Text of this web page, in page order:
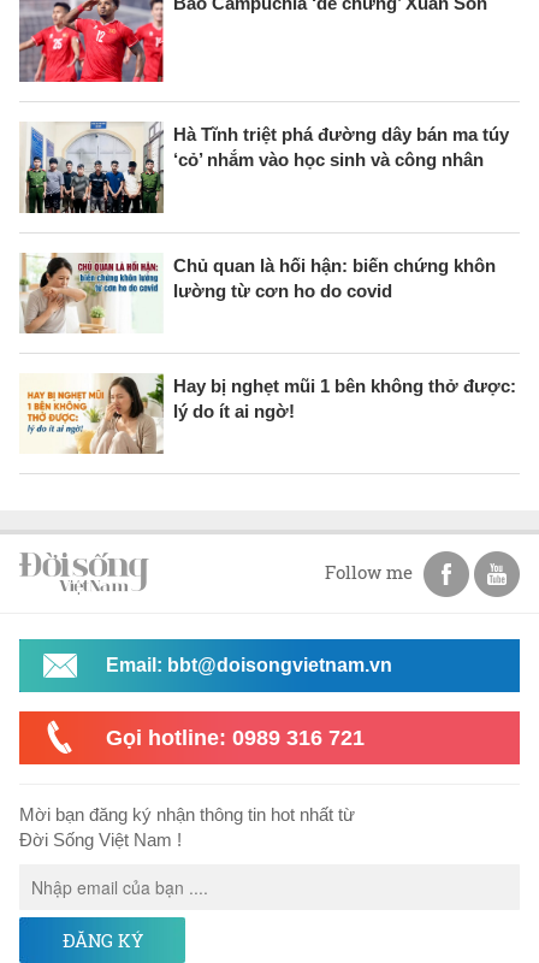
Hà Tĩnh triệt phá đường dây bán ma túy
‘cỏ’ nhắm vào học sinh và công nhân
Chủ quan là hối hận: biến chứng khôn
lường từ cơn ho do covid
Hay bị nghẹt mũi 1 bên không thở được:
lý do ít ai ngờ!
Follow me
Email: bbt@doisongvietnam.vn
Gọi hotline: 0989 316 721
Mời bạn đăng ký nhận thông tin hot nhất từ
Đời Sống Việt Nam !
ĐĂNG KÝ